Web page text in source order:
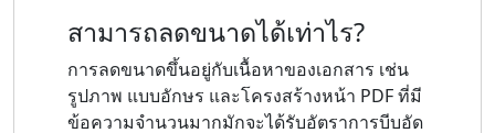
สามารถลดขนาดได้เท่าไร?
การลดขนาดขึ้นอยู่กับเนื้อหาของเอกสาร เช่น
รูปภาพ แบบอักษร และโครงสร้างหน้า PDF ที่มี
ข้อความจำนวนมากมักจะได้รับอัตราการบีบอัด